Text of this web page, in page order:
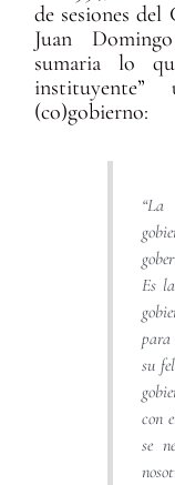
de sesiones del
Juan
sumaria lo
(co)gobierno:
Es
su
con
se